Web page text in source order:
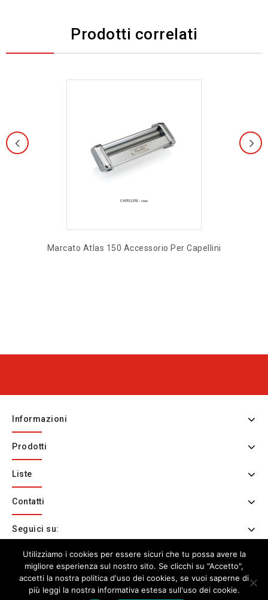
Prodotti correlati
Marcato Atlas 150 Accessorio Per Capellini
Informazioni
Prodotti
Liste
Contatti
Seguici su:
Copyright © 2026 © Bartolini Duemiladieci Srl - Partita IVA
06042110483
Utilizziamo i cookies per essere sicuri che tu possa avere la
migliore esperienza sul nostro sito. Se clicchi su "Accetto",
accetti la nostra politica d'uso dei cookies, se vuoi saperne di
più leggi la nostra informativa estesa sull'uso dei cookie.